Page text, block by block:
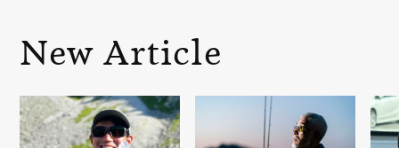
New Article